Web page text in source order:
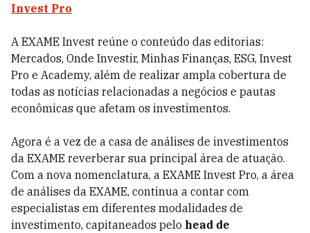
Invest Pro
A EXAME Invest reúne o conteúdo das editorias:
Mercados, Onde Investir, Minhas Finanças, ESG, Invest
Pro e Academy, além de realizar ampla cobertura de
todas as notícias relacionadas a negócios e pautas
econômicas que afetam os investimentos.
Agora é a vez de a casa de análises de investimentos
da EXAME reverberar sua principal área de atuação.
Com a nova nomenclatura, a EXAME Invest Pro, a área
de análises da EXAME, continua a contar com
especialistas em diferentes modalidades de
investimento, capitaneados pelo head de